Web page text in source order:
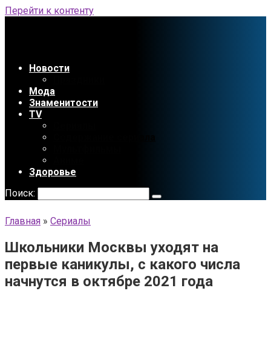
Перейти к контенту
Новости
Мода
Знаменитости
TV
Здоровье
Поиск:
Главная » Сериалы
Школьники Москвы уходят на
первые каникулы, с какого числа
начнутся в октябре 2021 года